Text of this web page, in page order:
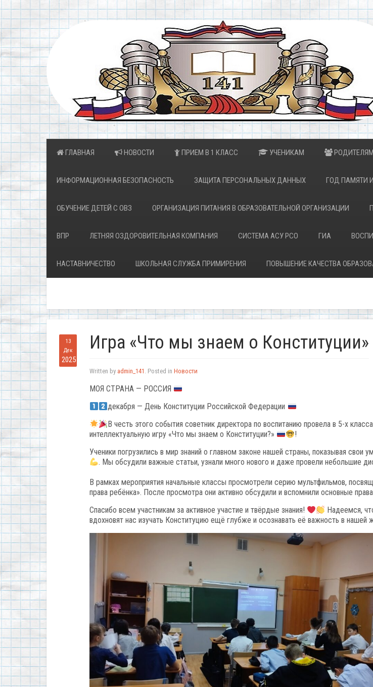
ГЛАВНАЯ НОВОСТИ ПРИЕМ В 1 КЛАСС УЧЕНИКАМ РОДИТЕЛЯМ
ИНФОРМАЦИОННАЯ БЕЗОПАСНОСТЬ ЗАЩИТА ПЕРСОНАЛЬНЫХ ДАННЫХ ГОД ПАМЯТИ
ОБУЧЕНИЕ ДЕТЕЙ С ОВЗ ОРГАНИЗАЦИЯ ПИТАНИЯ В ОБРАЗОВАТЕЛЬНОЙ ОРГАНИЗАЦИИ
ВПР ЛЕТНЯЯ ОЗДОРОВИТЕЛЬНАЯ КОМПАНИЯ СИСТЕМА АСУ РСО ГИА
НАСТАВНИЧЕСТВО ШКОЛЬНАЯ СЛУЖБА ПРИМИРЕНИЯ ПОВЫШЕНИЕ КАЧЕСТВА
13
Дек
2025
Игра «Что мы знаем о Конституции»
Written by admin_141 . Posted in Новости
МОЯ СТРАНА — РОССИЯ
декабря — День Конституции Российской Федерации
В честь этого события советник директора по воспитанию провела в 5-х
интеллектуальную игру «Что мы знаем о Конституции?»
!
Ученики погрузились в мир знаний о главном законе нашей страны, показывая свои
. Мы обсудили важные статьи, узнали много нового и даже провели небольшие
В рамках мероприятия начальные классы просмотрели серию мультфильмов,
права ребёнка». После просмотра они активно обсудили и вспомнили основные
Спасибо всем участникам за активное участие и твёрдые знания!
Надеемся,
вдохновят нас изучать Конституцию ещё глубже и осознавать её важность в нашей